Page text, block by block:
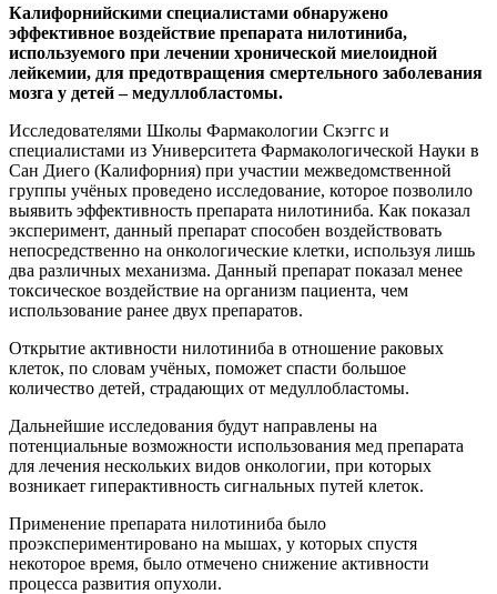
Калифорнийскими специалистами обнаружено
эффективное воздействие препарата нилотиниба,
используемого при лечении хронической миелоидной
лейкемии, для предотвращения смертельного заболевания
мозга у детей – медуллобластомы.
Исследователями Школы Фармакологии Скэггс и
специалистами из Университета Фармакологической Науки в
Сан Диего (Калифорния) при участии межведомственной
группы учёных проведено исследование, которое позволило
выявить эффективность препарата нилотиниба. Как показал
эксперимент, данный препарат способен воздействовать
непосредственно на онкологические клетки, используя лишь
два различных механизма. Данный препарат показал менее
токсическое воздействие на организм пациента, чем
использование ранее двух препаратов.
Открытие активности нилотиниба в отношение раковых
клеток, по словам учёных, поможет спасти большое
количество детей, страдающих от медуллобластомы.
Дальнейшие исследования будут направлены на
потенциальные возможности использования мед препарата
для лечения нескольких видов онкологии, при которых
возникает гиперактивность сигнальных путей клеток.
Применение препарата нилотиниба было
проэкспериментировано на мышах, у которых спустя
некоторое время, было отмечено снижение активности
процесса развития опухоли.